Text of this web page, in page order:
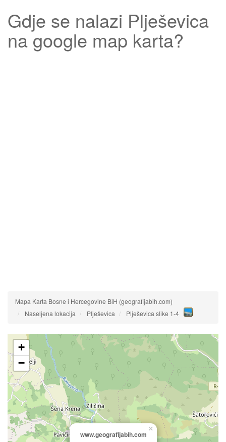
Gdje se nalazi Plješevica
na google map karta?
Mapa Karta Bosne i Hercegovine BiH (geografijabih.com)
Naseljena lokacija
Plješevica Plješevica slike 1-4
www.geografijabih.com
×
+
−